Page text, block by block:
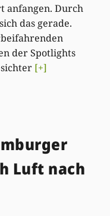
anfangen. Durch
das gerade.
der Spotlights
[+]
Luft nach